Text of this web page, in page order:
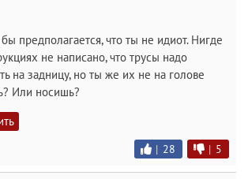
бы предполагается, что ты не идиот. Нигде
не написано, что трусы надо
на задницу, но ты же их не на голове
Или носишь?
| 28 | 5